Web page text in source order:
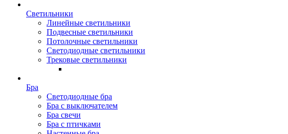
Светильники
Линейные светильники
Подвесные светильники
Потолочные светильники
Светодиодные светильники
Трековые светильники
Бра
Светодиодные бра
Бра с выключателем
Бра свечи
Бра с птичками